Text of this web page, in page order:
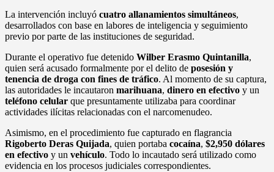
La intervención incluyó cuatro allanamientos simultáneos,
desarrollados con base en labores de inteligencia y seguimiento
previo por parte de las instituciones de seguridad.
Durante el operativo fue detenido Wilber Erasmo Quintanilla,
quien será acusado formalmente por el delito de posesión y
tenencia de droga con fines de tráfico. Al momento de su captura,
las autoridades le incautaron marihuana, dinero en efectivo y un
teléfono celular que presuntamente utilizaba para coordinar
actividades ilícitas relacionadas con el narcomenudeo.
Asimismo, en el procedimiento fue capturado en flagrancia
Rigoberto Deras Quijada, quien portaba cocaína, $2,950 dólares
en efectivo y un vehículo. Todo lo incautado será utilizado como
evidencia en los procesos judiciales correspondientes.